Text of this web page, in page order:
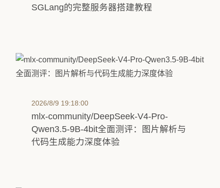
SGLang的完整服务器搭建教程
2026/8/9 19:18:00
mlx-community/DeepSeek-V4-Pro-
Qwen3.5-9B-4bit全面测评：图片解析与
代码生成能力深度体验